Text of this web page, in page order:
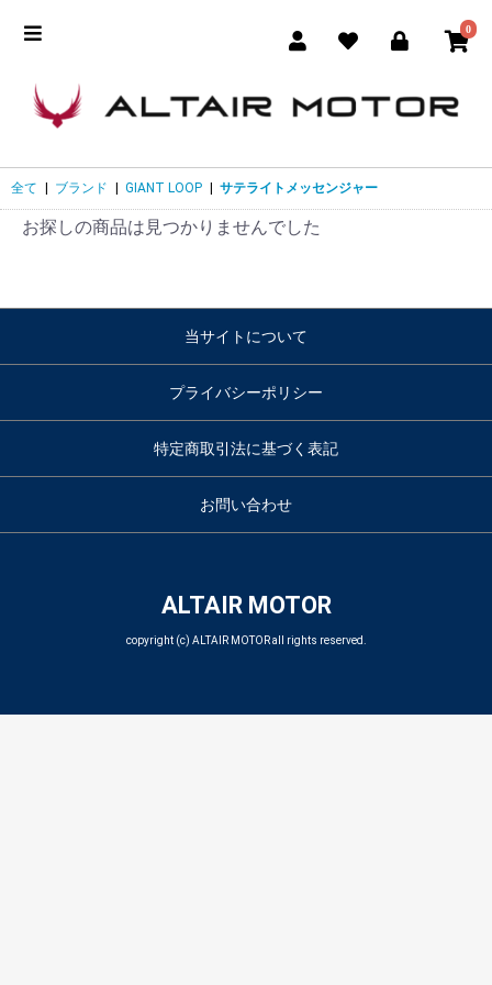
0
全て ブランド GIANT LOOP サテライトメッセンジャー
お探しの商品は見つかりませんでした
当サイトについて
プライバシーポリシー
特定商取引法に基づく表記
お問い合わせ
ALTAIR MOTOR
copyright (c) ALTAIR MOTOR all rights reserved.